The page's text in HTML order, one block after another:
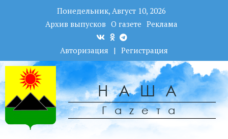
Понедельник, Август 10, 2026
Архив выпусков О газете Реклама
Авторизация | Регистрация
НАША
Гаzета